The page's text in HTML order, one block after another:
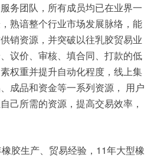
务团队，所有成员均已在业界一
熟谙整个行业市场发展脉络，能
销资源，并突破以往乳胶贸易业
议价、审核、填合同、打款的低
权重并提升自动化程度，线上集
成品和资金等一系列资源， 用户
己所需的资源，提高交易效率，
胶生产、贸易经验，11年大型橡